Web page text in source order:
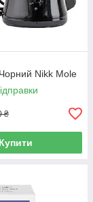
Nikk Mole
₴
Купити